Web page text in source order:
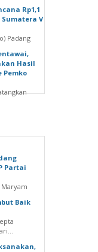
Rp1,1
V
Padang
Hasil
Pemko
Partai
Baik